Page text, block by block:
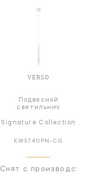
VERSO
Подвесной
светильник
Signature Collection
KW5740PN-CG
Снят с производстваСнят с